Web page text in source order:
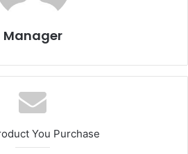
Manager
You Purchase